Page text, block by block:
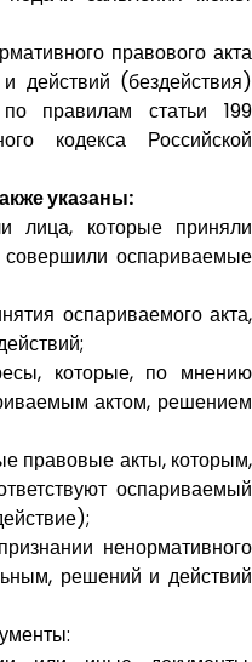
правового акта
действий (бездействия)
правилам статьи 199
кодекса Российской
указаны:
лица, которые приняли
оспариваемые
оспариваемого акта,
которые, по мнению
актом, решением
правовые акты, которым,
оспариваемый
ненормативного
решений и действий